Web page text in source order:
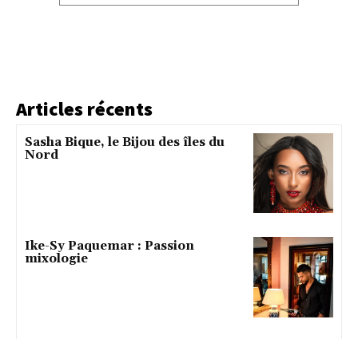
Articles récents
Sasha Bique, le Bijou des îles du
Nord
Ike-Sy Paquemar : Passion
mixologie